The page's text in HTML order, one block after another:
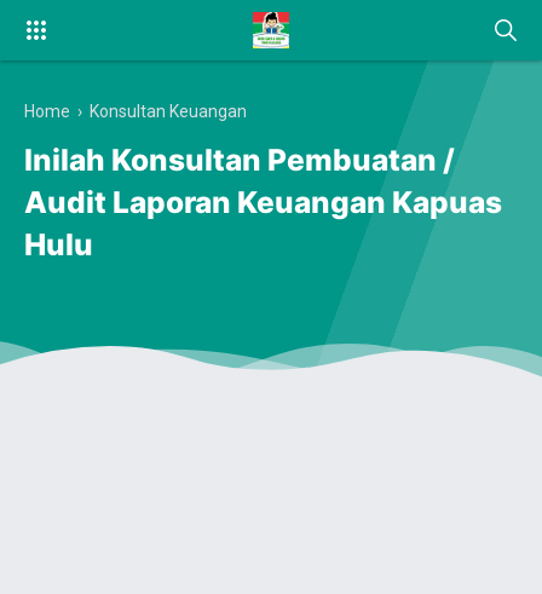
Home › Konsultan Keuangan
Inilah Konsultan Pembuatan /
Audit Laporan Keuangan Kapuas
Hulu